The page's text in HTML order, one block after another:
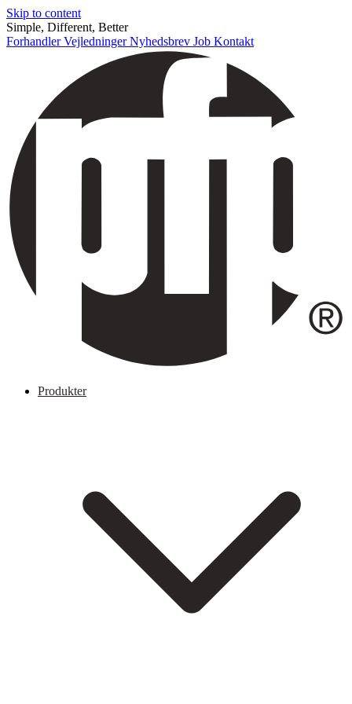
Skip to content
Simple, Different, Better
ForhandlerVejledningerNyhedsbrev Job Kontakt
Produkter